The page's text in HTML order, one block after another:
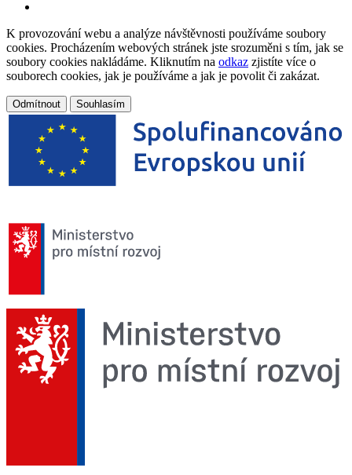
K provozování webu a analýze návštěvnosti používáme soubory
cookies. Procházením webových stránek jste srozuměni s tím, jak se
soubory cookies nakládáme. Kliknutím na odkaz zjistíte více o
souborech cookies, jak je používáme a jak je povolit či zakázat.
Odmítnout Souhlasím